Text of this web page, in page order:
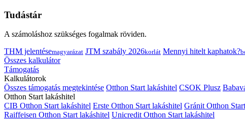
Tudástár
A számoláshoz szükséges fogalmak röviden.
THM jelentésemagyarázat JTM szabály 2026korlát Mennyi hitelt kaphatok?
Összes kalkulátor
Támogatás
Kalkulátorok
Összes támogatás megtekintése Otthon Start lakáshitel CSOK Plusz
Otthon Start lakáshitel
CIB Otthon Start lakáshitel Erste Otthon Start lakáshitel Gránit Otthon
Raiffeisen Otthon Start lakáshitel Unicredit Otthon Start lakáshitel